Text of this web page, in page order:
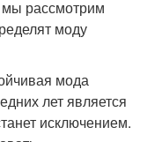
мы рассмотрим
моду
мода
лет является
исключением.